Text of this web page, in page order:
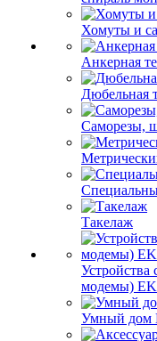
Хомуты и
Анкерная
Дюбельная
Саморезы,
Такелаж
Устройства
модемы)
Умный дом